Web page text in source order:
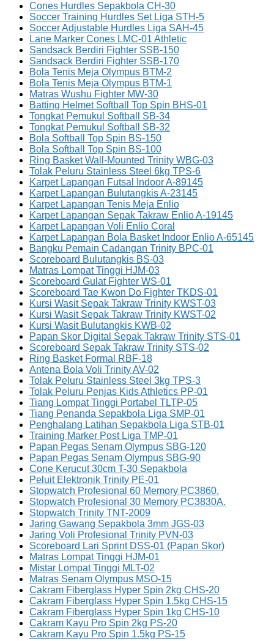
Cones Hurdles Sepakbola CH-30
Soccer Training Hurdles Set Liga STH-5
Soccer Adjustable Hurdles Liga SAH-45
Lane Marker Cones LMC-01 Athletic
Sandsack Berdiri Fighter SSB-150
Sandsack Berdiri Fighter SSB-170
Bola Tenis Meja Olympus BTM-2
Bola Tenis Meja Olympus BTM-1
Matras Wushu Fighter MW-30
Batting Helmet Softball Top Spin BHS-01
Tongkat Pemukul Softball SB-34
Tongkat Pemukul Softball SB-32
Bola Softball Top Spin BS-150
Bola Softball Top Spin BS-100
Ring Basket Wall-Mounted Trinity WBG-03
Tolak Peluru Stainless Steel 6kg TPS-6
Karpet Lapangan Futsal Indoor A-89145
Karpet Lapangan Bulutangkis A-23145
Karpet Lapangan Tenis Meja Enlio
Karpet Lapangan Sepak Takraw Enlio A-19145
Karpet Lapangan Voli Enlio Coral
Karpet Lapangan Bola Basket Indoor Enlio A-65145
Bangku Pemain Cadangan Trinity BPC-01
Scoreboard Bulutangkis BS-03
Matras Lompat Tinggi HJM-03
Scoreboard Gulat Fighter WS-01
Scoreboard Tae Kwon Do Fighter TKDS-01
Kursi Wasit Sepak Takraw Trinity KWST-03
Kursi Wasit Sepak Takraw Trinity KWST-02
Kursi Wasit Bulutangkis KWB-02
Papan Skor Digital Sepak Takraw Trinity STS-01
Scoreboard Sepak Takraw Trinity STS-02
Ring Basket Formal RBF-18
Antena Bola Voli Trinity AV-02
Tolak Peluru Stainless Steel 3kg TPS-3
Tolak Peluru Penjas Kids Athletics PP-01
Tiang Lompat Tinggi Portabel TLTP-05
Tiang Penanda Sepakbola Liga SMP-01
Penghalang Latihan Sepakbola Liga STB-01
Training Marker Post Liga TMP-01
Papan Pegas Senam Olympus SBG-120
Papan Pegas Senam Olympus SBG-90
Cone Kerucut 30cm T-30 Sepakbola
Peluit Elektronik Trinity PE-01
Stopwatch Profesional 60 Memory PC3860.
Stopwatch Profesional 30 Memory PC3830A.
Stopwatch Trinity TNT-2009
Jaring Gawang Sepakbola 3mm JGS-03
Jaring Voli Profesional Trinity PVN-03
Scoreboard Lari Sprint DSS-01 (Papan Skor)
Matras Lompat Tinggi HJM-01
Mistar Lompat Tinggi MLT-02
Matras Senam Olympus MSO-15
Cakram Fiberglass Hyper Spin 2kg CHS-20
Cakram Fiberglass Hyper Spin 1.5kg CHS-15
Cakram Fiberglass Hyper Spin 1kg CHS-10
Cakram Kayu Pro Spin 2kg PS-20
Cakram Kayu Pro Spin 1.5kg PS-15